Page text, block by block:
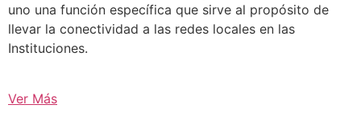
uno una función específica que sirve al propósito de
llevar la conectividad a las redes locales en las
Instituciones.
Ver Más